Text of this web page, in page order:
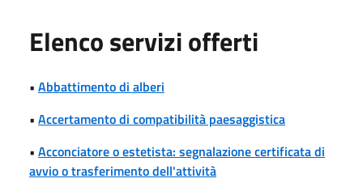
Elenco servizi offerti
• Abbattimento di alberi
• Accertamento di compatibilità paesaggistica
• Acconciatore o estetista: segnalazione certificata di
avvio o trasferimento dell'attività